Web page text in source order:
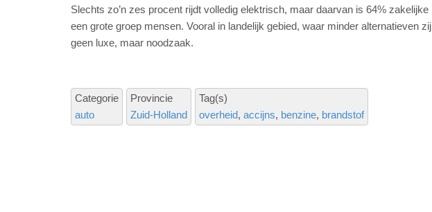
Slechts zo’n zes procent rijdt volledig elektrisch, maar daarvan is 64%
een grote groep mensen. Vooral in landelijk gebied, waar minder alternatieven
geen luxe, maar noodzaak.
Categorie
auto
Provincie
Zuid-Holland
Tag(s)
overheid accijns benzine brandstof